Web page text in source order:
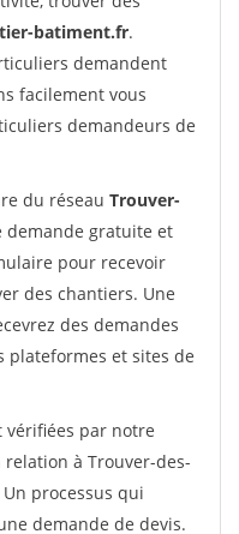
batiment.fr.
demandent
facilement vous
demandeurs de
du réseau Trouver-
demande gratuite et
pour recevoir
des chantiers. Une
des demandes
plateformes et sites de
vérifiées par notre
à Trouver-des-
processus qui
demande de devis.